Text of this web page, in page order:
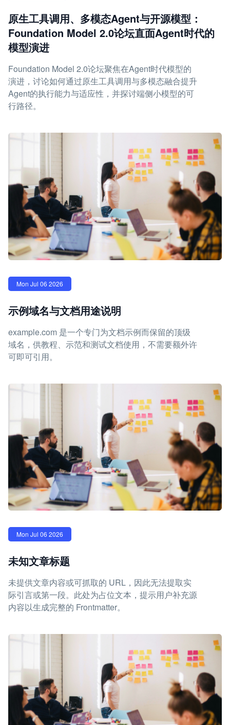
原生工具调用、多模态Agent与开源模型：
Foundation Model 2.0论坛直面Agent时代的
模型演进
Foundation Model 2.0论坛聚焦在Agent时代模型的
演进，讨论如何通过原生工具调用与多模态融合提升
Agent的执行能力与适应性，并探讨端侧小模型的可
行路径。
Mon Jul 06 2026
示例域名与文档用途说明
example.com 是一个专门为文档示例而保留的顶级
域名，供教程、示范和测试文档使用，不需要额外许
可即可引用。
Mon Jul 06 2026
未知文章标题
未提供文章内容或可抓取的 URL，因此无法提取实
际引言或第一段。此处为占位文本，提示用户补充源
内容以生成完整的 Frontmatter。